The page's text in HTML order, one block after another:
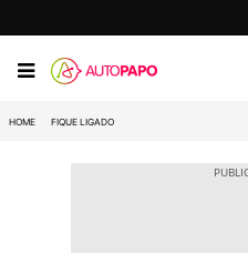
HOME FIQUE LIGADO